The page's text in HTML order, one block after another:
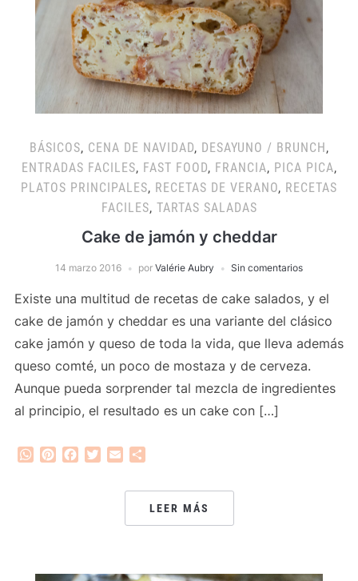
BÁSICOS, CENA DE NAVIDAD, DESAYUNO / BRUNCH,
ENTRADAS FACILES, FAST FOOD, FRANCIA, PICA PICA,
PLATOS PRINCIPALES, RECETAS DE VERANO, RECETAS
FACILES, TARTAS SALADAS
Cake de jamón y cheddar
14 marzo 2016 por Valérie Aubry Sin comentarios
Existe una multitud de recetas de cake salados, y el
cake de jamón y cheddar es una variante del clásico
cake jamón y queso de toda la vida, que lleva además
queso comté, un poco de mostaza y de cerveza.
Aunque pueda sorprender tal mezcla de ingredientes
al principio, el resultado es un cake con […]
WhatsApp
PinterestFacebook
Twitter
Email
LEER MÁS